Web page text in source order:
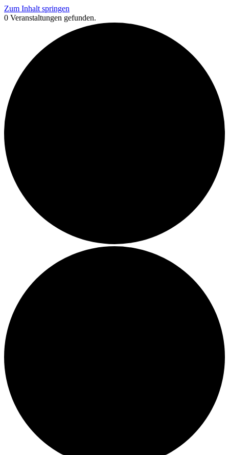
Zum Inhalt springen
0 Veranstaltungen gefunden.